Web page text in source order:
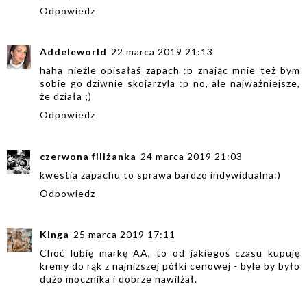
Odpowiedz
Addeleworld 22 marca 2019 21:13
haha nieźle opisałaś zapach :p znając mnie też bym
sobie go dziwnie skojarzyla :p no, ale najważniejsze,
że działa ;)
Odpowiedz
czerwona filiżanka 24 marca 2019 21:03
kwestia zapachu to sprawa bardzo indywidualna:)
Odpowiedz
Kinga 25 marca 2019 17:11
Choć lubię markę AA, to od jakiegoś czasu kupuję
kremy do rąk z najniższej półki cenowej - byle by było
dużo mocznika i dobrze nawilżał.